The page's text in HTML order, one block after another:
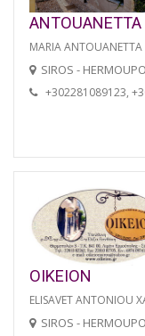
MARIA ANTOUANETTA
SIROS -
+302281089123,
OIKEION
ELISAVET ANTONIOU
SIROS -